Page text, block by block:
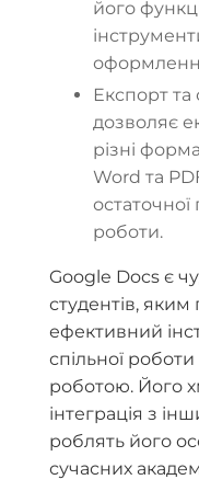
його
Експорт та
дозволяє
різні
Word та
остаточної
роботи.
Google Docs є
студентів,
ефективний
спільної
роботою. Його
інтеграція з
роблять його
сучасних